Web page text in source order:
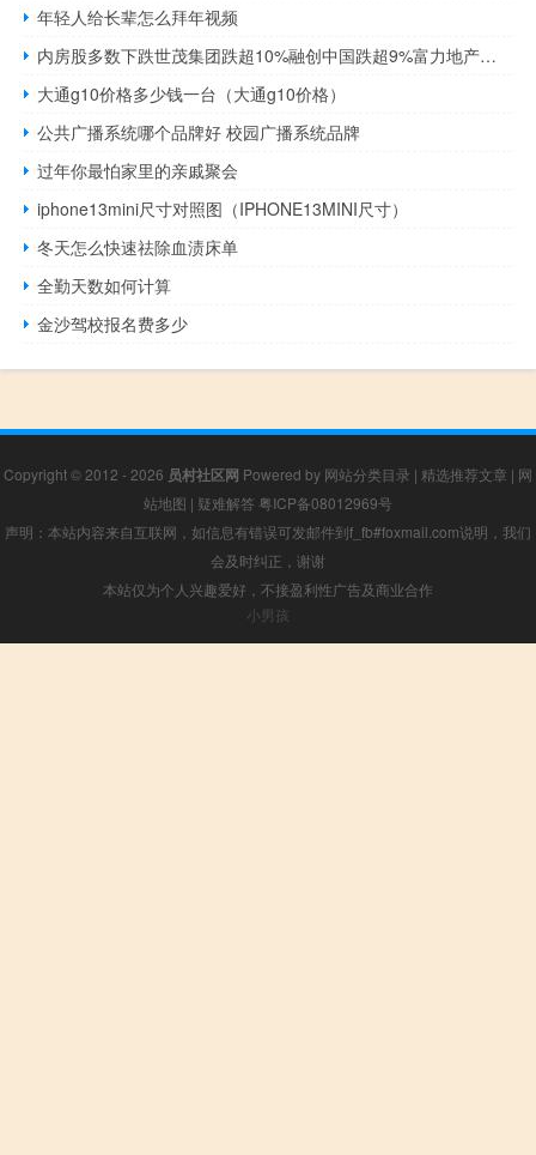
年轻人给长辈怎么拜年视频
内房股多数下跌世茂集团跌超10%融创中国跌超9%富力地产跌超6%碧桂园、龙湖集团、雅居乐集团跌超5%
大通g10价格多少钱一台（大通g10价格）
公共广播系统哪个品牌好 校园广播系统品牌
过年你最怕家里的亲戚聚会
iphone13mini尺寸对照图（IPHONE13MINI尺寸）
冬天怎么快速祛除血渍床单
全勤天数如何计算
金沙驾校报名费多少
Copyright © 2012 - 2026 员村社区网 Powered by 网站分类目录 | 精选推荐文章 | 网
站地图 | 疑难解答 粤ICP备08012969号
声明：本站内容来自互联网，如信息有错误可发邮件到f_fb#foxmail.com说明，我们
会及时纠正，谢谢
本站仅为个人兴趣爱好，不接盈利性广告及商业合作
小男孩